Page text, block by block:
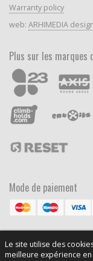
Le site utilise des
meilleure expérience en
Warranty policy
web: ARHIMEDIA
Plus sur les marques
Mode de paiement